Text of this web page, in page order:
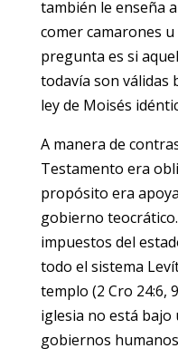
también le enseña
comer camarones
pregunta es si
todavía son válidas
ley de Moisés
A manera de
Testamento era
propósito era
gobierno
impuestos del
todo el sistema
templo (2 Cro 24:6,
iglesia no está bajo
gobiernos